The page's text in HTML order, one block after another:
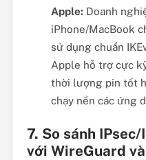
Apple:Doanh
iPhone/MacBook
sử dụng chuẩn
Apple hỗ trợ cực
thời lượng pin tốt
chạy nền các ứng
7. So sánh
với WireGuard